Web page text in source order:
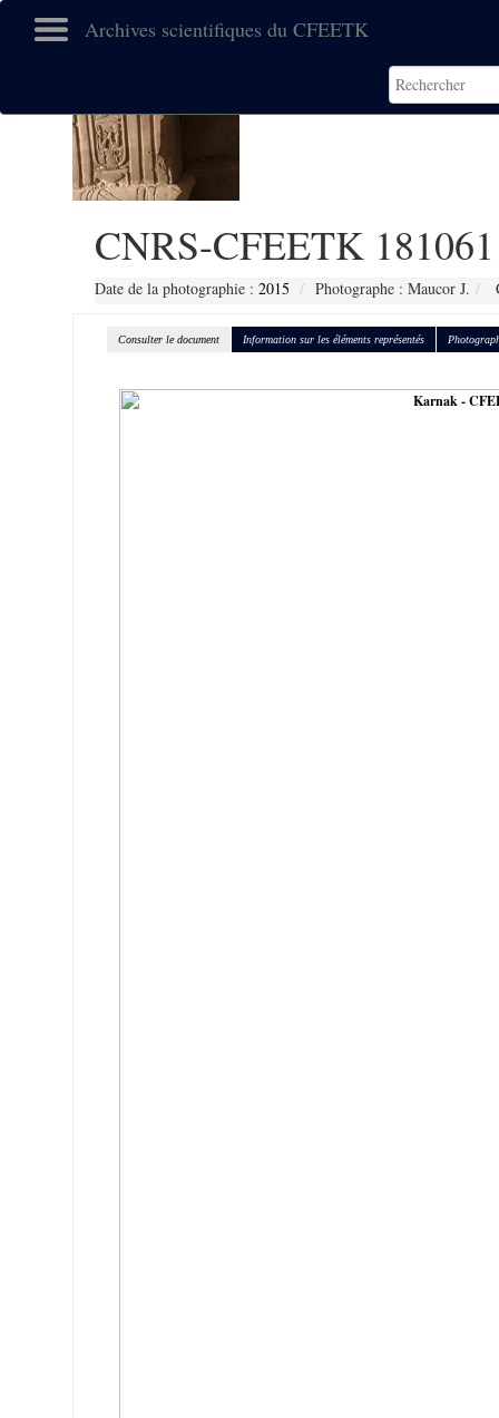
Archives scientifiques du CFEETK
CNRS-CFEETK 181061
Date de la photographie : 2015 Photographe : Maucor J.
Consulter le document Information sur les éléments représentés